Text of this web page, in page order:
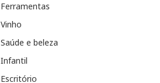
Ferramentas
Vinho
Saúde e beleza
Infantil
Escritório